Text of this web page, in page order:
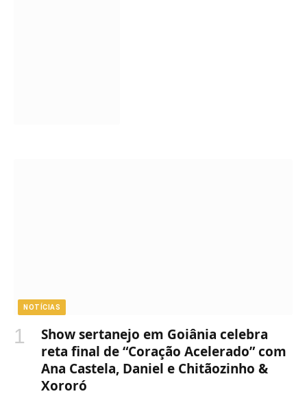
NOTÍCIAS
Show sertanejo em Goiânia celebra
reta final de “Coração Acelerado” com
Ana Castela, Daniel e Chitãozinho &
Xororó